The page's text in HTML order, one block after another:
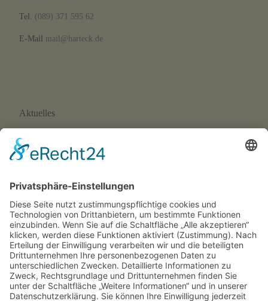
Tel. (089) 371 595 62
E-Mail mail@harteck.de
Aktuelles
Neue Eltern-Kind-Turnstunde ab September 2026
Wir suchen Trainer*innen!
SFH-News 171 · 01/26
SFH-News 170 · 04/25
Rechtliches
Impressum